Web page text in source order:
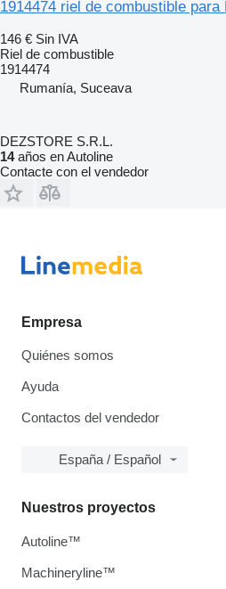
1914474 riel de combustible
146 € Sin IVA
Riel de combustible
1914474
Rumanía, Suceava
DEZSTORE S.R.L.
14años en Autoline
Contacte con el vendedor
Empresa
Quiénes somos
Ayuda
Contactos del vendedor
España / Español
Nuestros proyectos
Autoline™
Machineryline™